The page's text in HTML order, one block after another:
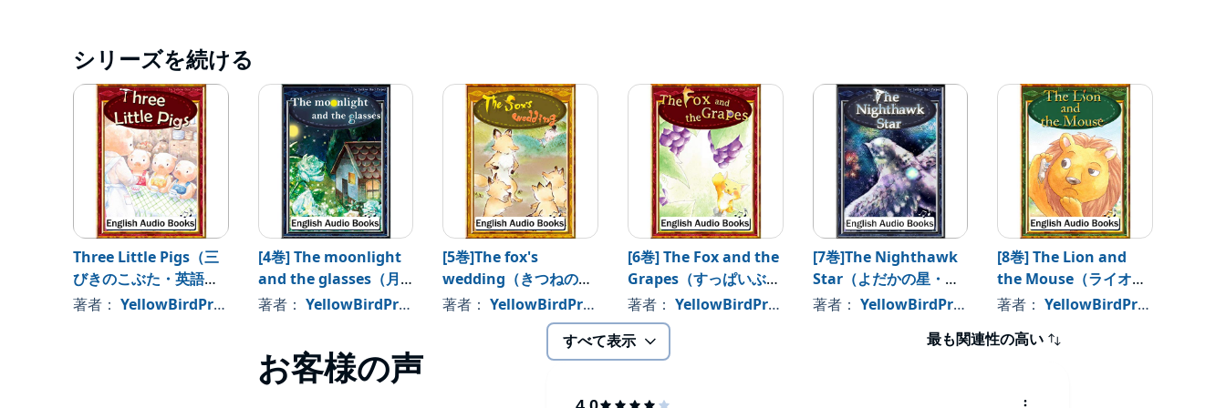
シリーズを続ける
Three Little Pigs（三
びきのこぶた・英語
版）
著者： YellowBirdProject
[4巻] The moonlight
and the glasses（月
夜とめがね・英語版）:
著者： YellowBirdProject
[5巻]The fox's
wedding（きつねの嫁
入り・英語版）
著者：YellowBirdProject
[6巻] The Fox and the
Grapes（すっぱいぶど
う・英語版）: きいろい
とり文庫 その6
著者： YellowBirdProject
[7巻]The Nighthawk
Star（よだかの星・英
語版）
著者： YellowBirdProject
[8巻] The Lion and
the Mouse（ライオン
とネズミ・英語版）: き
著者：YellowBirdProject
すべて表示 最も関連性の高い